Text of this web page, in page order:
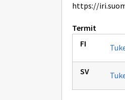
https://
Termit